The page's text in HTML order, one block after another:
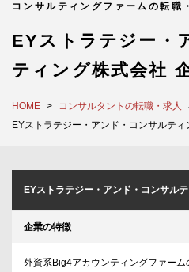
コンサルティングファームの転職
EYストラテジー・
ティング株式会社
HOME
コンサルタントの転職・求人
EYストラテジー・アンド・コンサルティ
EYストラテジー・アンド・コンサル
企業の特徴
外資系Big4アカウンティングファーム